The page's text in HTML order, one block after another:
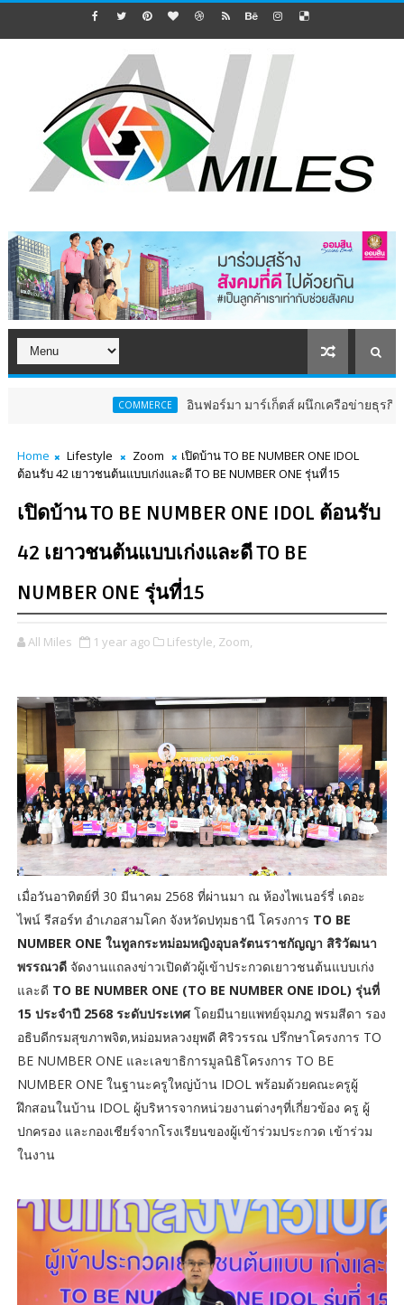
อินฟอร์มา มาร์เก็ตส์ ผนึกเครือข่ายธุรกิจท่องเที่ยว-บริกา
Home Lifestyle Zoom
เปิดบ้าน TO BE NUMBER ONE IDOL
ต้อนรับ 42 เยาวชนต้นแบบเก่งและดี TO BE NUMBER ONE รุ่นที่15
เปิดบ้าน TO BE NUMBER ONE IDOL ต้อนรับ
42 เยาวชนต้นแบบเก่งและดี TO BE
NUMBER ONE รุ่นที่15
All Miles 1 year ago Lifestyle, Zoom,
เมื่อวันอาทิตย์ที่ 30 มีนาคม 2568 ที่ผ่านมา ณ ห้องไพเนอร์รี่ เดอะ
ไพน์ รีสอร์ท อำเภอสามโคก จังหวัดปทุมธานี โครงการ TO BE
NUMBER ONE ในทูลกระหม่อมหญิงอุบลรัตนราชกัญญา สิริวัฒนา
พรรณวดีจัดงานแถลงข่าวเปิดตัวผู้เข้าประกวดเยาวชนต้นแบบเก่ง
และดี TO BE NUMBER ONE (TO BE NUMBER ONE IDOL) รุ่นที่
15 ประจำปี 2568 ระดับประเทศโดยมีนายแพทย์จุมภฎ พรมสีดา รอง
อธิบดีกรมสุขภาพจิต,หม่อมหลวงยุพดี ศิริวรรณ ปรึกษาโครงการ TO
BE NUMBER ONE และเลขาธิการมูลนิธิโครงการ TO BE
NUMBER ONE ในฐานะครูใหญ่บ้าน IDOL พร้อมด้วยคณะครูผู้
ฝึกสอนในบ้าน IDOL ผู้บริหารจากหน่วยงานต่างๆที่เกี่ยวข้อง ครู ผู้
ปกครอง และกองเชียร์จากโรงเรียนของผู้เข้าร่วมประกวด เข้าร่วม
ในงาน